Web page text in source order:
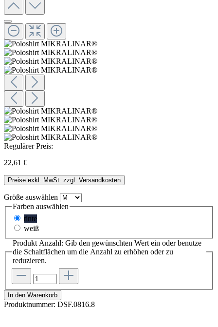
Regulärer Preis:
22,61 €
Preise exkl. MwSt. zzgl. Versandkosten
Größe auswählen
Farben auswählen
tinte
weiß
Produkt Anzahl: Gib den gewünschten Wert ein oder benutze
die Schaltflächen um die Anzahl zu erhöhen oder zu
reduzieren.
In den Warenkorb
Produktnummer: DSF.0816.8